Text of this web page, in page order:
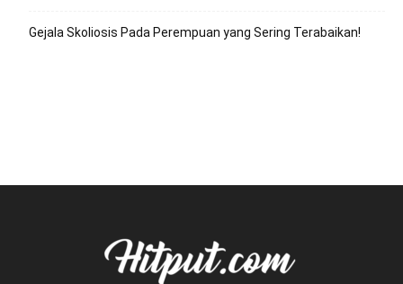
Gejala Skoliosis Pada Perempuan yang Sering Terabaikan!